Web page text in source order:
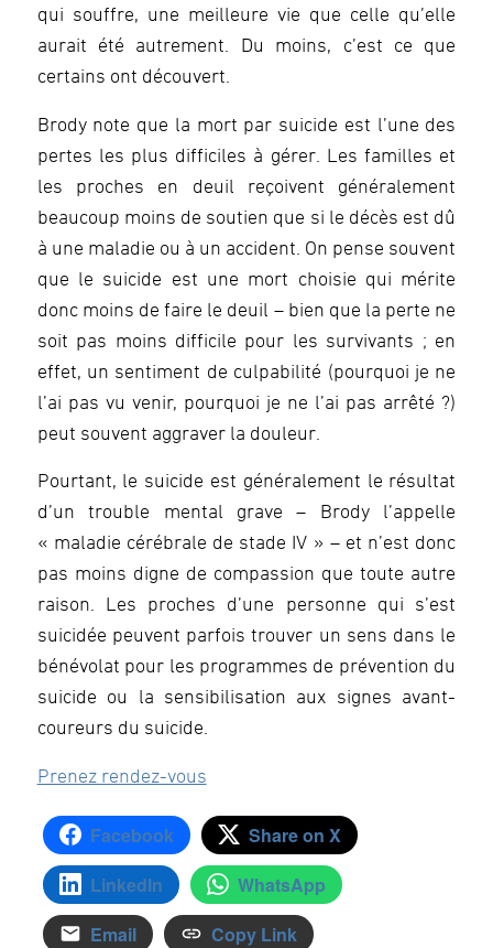
qui souffre, une meilleure vie que celle qu’elle
aurait été autrement. Du moins, c’est ce que
certains ont découvert.
Brody note que la mort par suicide est l’une des
pertes les plus difficiles à gérer. Les familles et
les proches en deuil reçoivent généralement
beaucoup moins de soutien que si le décès est dû
à une maladie ou à un accident. On pense souvent
que le suicide est une mort choisie qui mérite
donc moins de faire le deuil – bien que la perte ne
soit pas moins difficile pour les survivants ; en
effet, un sentiment de culpabilité (pourquoi je ne
l’ai pas vu venir, pourquoi je ne l’ai pas arrêté ?)
peut souvent aggraver la douleur.
Pourtant, le suicide est généralement le résultat
d’un trouble mental grave – Brody l’appelle
« maladie cérébrale de stade IV » – et n’est donc
pas moins digne de compassion que toute autre
raison. Les proches d’une personne qui s’est
suicidée peuvent parfois trouver un sens dans le
bénévolat pour les programmes de prévention du
suicide ou la sensibilisation aux signes avant-
coureurs du suicide.
Prenez rendez-vous
Facebook
Share on X
LinkedIn
WhatsApp
Email
Copy Link